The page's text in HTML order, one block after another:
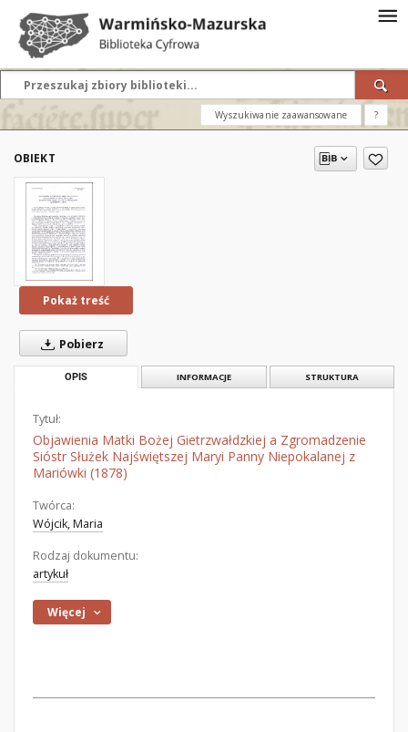
Wyszukiwanie zaawansowane ?
OBIEKT
Pokaż treść
Pobierz
OPIS INFORMACJE STRUKTURA
Tytuł:
Objawienia Matki Bożej Gietrzwałdzkiej a Zgromadzenie
Sióstr Służek Najświętszej Maryi Panny Niepokalanej z
Mariówki (1878)
Twórca:
Wójcik, Maria
Rodzaj dokumentu:
artykuł
Więcej